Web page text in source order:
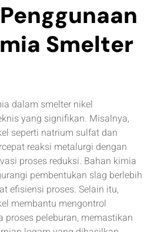
Smelter
dalam smelter nikel
yang signifikan. Misalnya,
seperti natrium sulfat dan
reaksi metalurgi dengan
proses reduksi. Bahan kimia
pembentukan slag berlebih
efisiensi proses. Selain itu,
membantu mengontrol
peleburan, memastikan